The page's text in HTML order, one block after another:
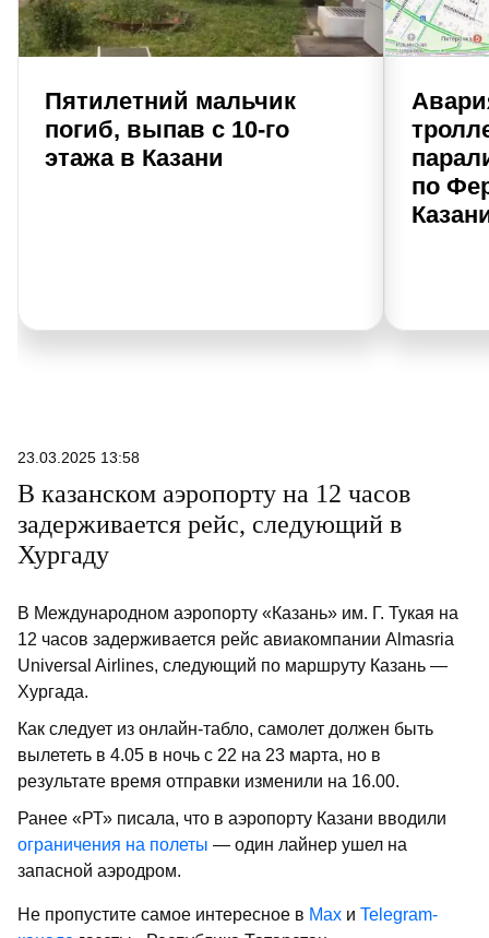
Пятилетний мальчик
погиб, выпав с 10-го
этажа в Казани
по
23.03.2025 13:58
В казанском аэропорту на 12 часов
задерживается рейс, следующий в
Хургаду
В Международном аэропорту «Казань» им. Г. Тукая на
12 часов задерживается рейс авиакомпании Almasria
Universal Airlines, следующий по маршруту Казань —
Хургада.
Как следует из онлайн-табло, самолет должен быть
вылететь в 4.05 в ночь с 22 на 23 марта, но в
результате время отправки изменили на 16.00.
Ранее «РТ» писала, что в аэропорту Казани вводили
ограничения на полеты — один лайнер ушел на
запасной аэродром.
Не пропустите самое интересное в Max и Telegram-